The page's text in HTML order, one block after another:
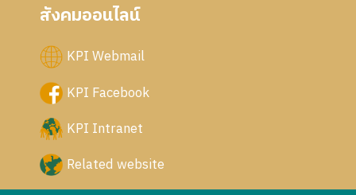
สังคมออนไลน์
KPI Webmail
KPI Facebook
KPI Intranet
Related website